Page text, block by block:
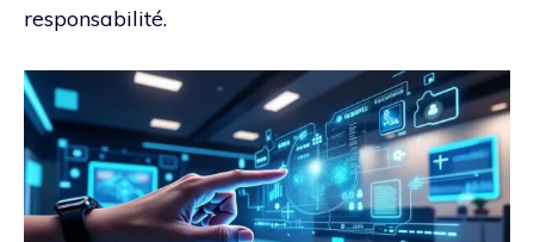
responsabilité.